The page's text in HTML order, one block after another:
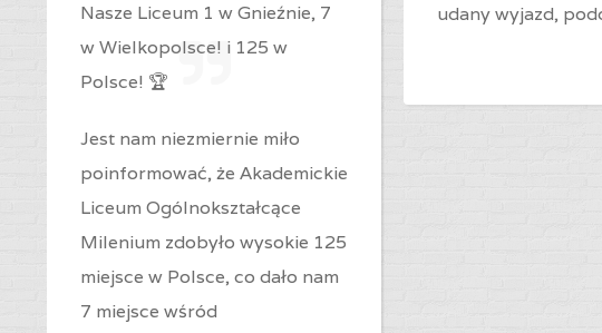
udany wyjazd,
Nasze Liceum 1 w Gnieźnie, 7
w Wielkopolsce! i 125 w
Polsce! 🏆
Jest nam niezmiernie miło
poinformować, że Akademickie
Liceum Ogólnokształcące
Milenium zdobyło wysokie 125
miejsce w Polsce, co dało nam
7 miejsce wśród